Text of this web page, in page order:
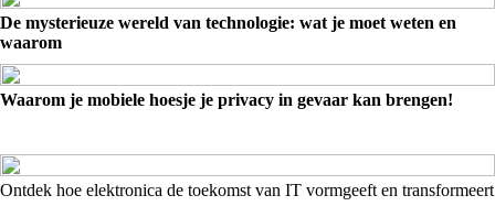
De mysterieuze wereld van technologie: wat je moet weten en
waarom
Waarom je mobiele hoesje je privacy in gevaar kan brengen!
Ontdek hoe elektronica de toekomst van IT vormgeeft en transformeert